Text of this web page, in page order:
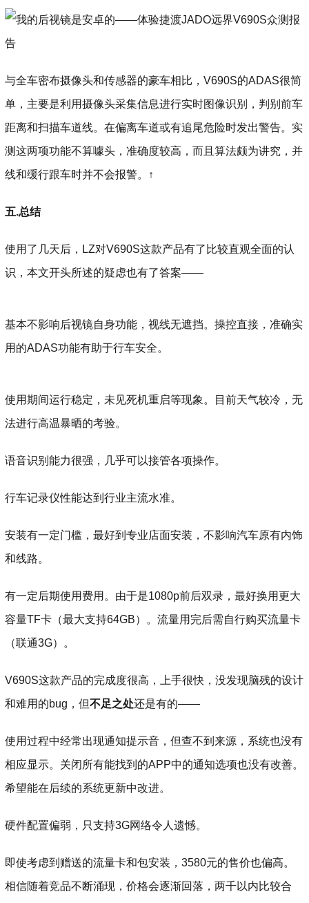
与全车密布摄像头和传感器的豪车相比，V690S的ADAS很简
单，主要是利用摄像头采集信息进行实时图像识别，判别前车
距离和扫描车道线。在偏离车道或有追尾危险时发出警告。实
测这两项功能不算噱头，准确度较高，而且算法颇为讲究，并
线和缓行跟车时并不会报警。↑
五.总结
使用了几天后，LZ对V690S这款产品有了比较直观全面的认
识，本文开头所述的疑虑也有了答案——
基本不影响后视镜自身功能，视线无遮挡。操控直接，准确实
用的ADAS功能有助于行车安全。
使用期间运行稳定，未见死机重启等现象。目前天气较冷，无
法进行高温暴晒的考验。
语音识别能力很强，几乎可以接管各项操作。
行车记录仪性能达到行业主流水准。
安装有一定门槛，最好到专业店面安装，不影响汽车原有内饰
和线路。
有一定后期使用费用。由于是1080p前后双录，最好换用更大
容量TF卡（最大支持64GB）。流量用完后需自行购买流量卡
（联通3G）。
V690S这款产品的完成度很高，上手很快，没发现脑残的设计
和难用的bug，但不足之处还是有的——
使用过程中经常出现通知提示音，但查不到来源，系统也没有
相应显示。关闭所有能找到的APP中的通知选项也没有改善。
希望能在后续的系统更新中改进。
硬件配置偏弱，只支持3G网络令人遗憾。
即使考虑到赠送的流量卡和包安装，3580元的售价也偏高。
相信随着竞品不断涌现，价格会逐渐回落，两千以内比较合